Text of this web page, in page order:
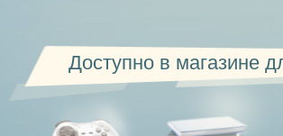
Доступно в магазине